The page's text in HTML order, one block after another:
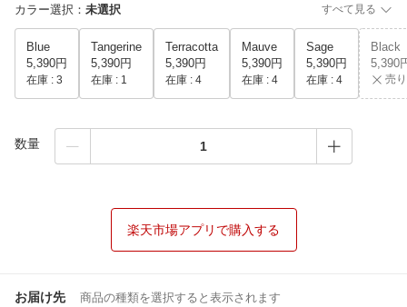
カラー選択 ： 未選択 すべて見る
Blue
5,390円
在庫 : 3
Tangerine
5,390円
在庫 : 1
Terracotta
5,390円
在庫 : 4
Mauve
5,390円
在庫 : 4
Sage
5,390円
在庫 : 4
Black
5,390
売
数量
楽天市場アプリで購入する
お届け先 商品の種類を選択すると表示されます